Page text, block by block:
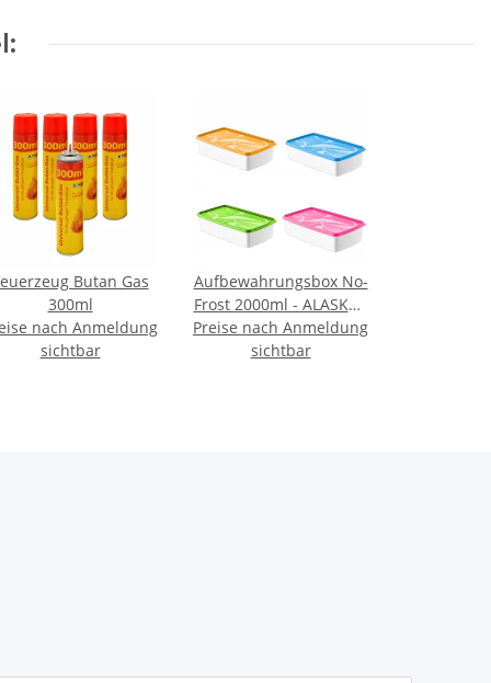
Butan Gas
300ml
nach Anmeldung
sichtbar
Aufbewahrungsbox No-
Frost 2000ml - ALASKA -
(02 1159)
Preise nach Anmeldung
sichtbar